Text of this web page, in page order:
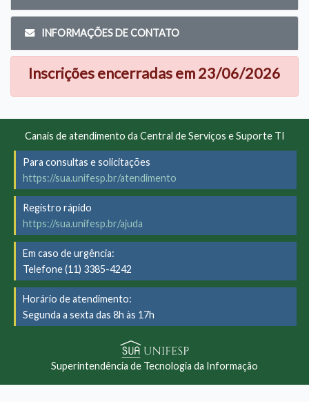
INFORMAÇÕES DE CONTATO
Inscrições encerradas em 23/06/2026
Canais de atendimento da Central de Serviços e Suporte TI
Para consultas e solicitações
https://sua.unifesp.br/atendimento
Registro rápido
https://sua.unifesp.br/ajuda
Em caso de urgência:
Telefone (11) 3385-4242
Horário de atendimento:
Segunda a sexta das 8h às 17h
Superintendência de Tecnologia da Informação